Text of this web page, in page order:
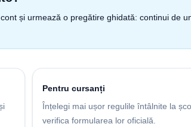
și urmează o pregătire ghidată: continui de
Pentru cursanți
Înțelegi mai ușor regulile întâlnite la
verifica formularea lor oficială.